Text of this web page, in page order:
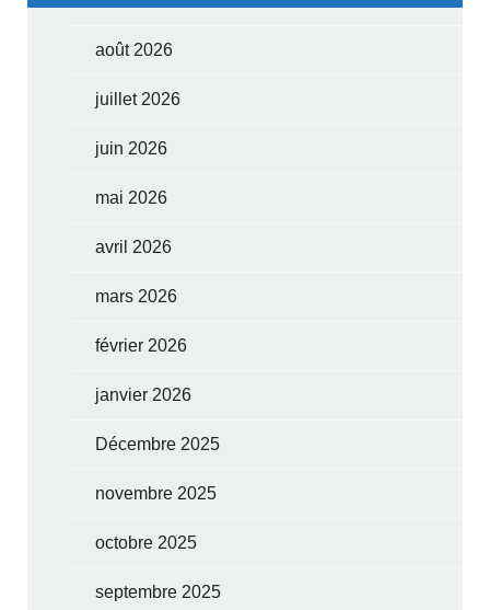
août 2026
juillet 2026
juin 2026
mai 2026
avril 2026
mars 2026
février 2026
janvier 2026
Décembre 2025
novembre 2025
octobre 2025
septembre 2025